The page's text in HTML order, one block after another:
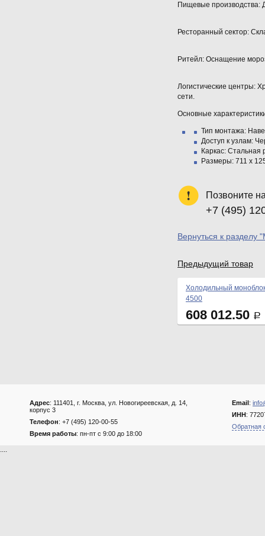
Пищевые производства:
Ресторанный сектор:
Ритейл: Оснащение
Логистические центры:
сети.
Основные
Тип монтажа:
Доступ к узлам:
Каркас: Стальная
Размеры: 711 x
Позвоните
+7 (495)
Вернуться к разделу
Предыдущий товар
Холодильный
4500
608 012.50 Р
Адрес: 111401, г. Москва, ул. Новогиреевская, д. 14,
корпус 3
Телефон: +7 (495) 120-00-55
Время работы: пн-пт с 9:00 до 18:00
Email:
ИНН:
Обратная
....